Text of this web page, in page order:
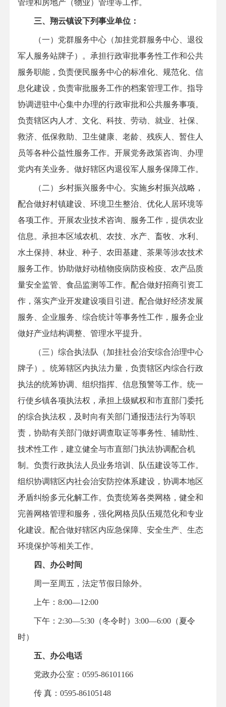
管理和房地产（物业）管理等工作。
三、翔云镇设下列事业单位：
（一）党群服务中心（加挂党群服务中心、退役
军人服务站牌子）。承担行政审批事务性工作和公共
服务职能，负责便民服务中心的标准化、规范化、信
息化建设，负责审批服务工作的档案管理工作。指导
协调进驻中心集中办理的行政审批和公共服务事项。
负责辖区内人才、文化、科技、劳动、就业、社保、
救济、低保救助、卫生健康、老龄、残疾人、暂住人
员等各种公益性服务工作。开展党务政策咨询、办理
党内有关业务。做好辖区内退役军人服务保障工作。
（二）乡村振兴服务中心。实施乡村振兴战略，
配合做好村镇建设、环境卫生整治、优化人居环境等
各项工作。开展农业技术咨询、服务工作，提供农业
信息。承担本区域农机、农技、水产、畜牧、水利、
水土保持、林业、种子、农田基建、茶果等涉农技术
服务工作。协助做好动植物疫病防疫检疫、农产品质
量安全监管、食品监测等工作。配合做好招商引资工
作，落实产业开发建设项目引进。配合做好经济发展
服务、企业服务、综合统计等事务性工作，服务企业
做好产业结构调整、管理水平提升。
（三）综合执法队（加挂社会治安综合治理中心
牌子）。统筹辖区内执法力量，负责辖区内综合行政
执法的统筹协调、组织指挥、信息预警等工作。统一
行使乡镇各项执法权，承担上级赋权和市直部门委托
的综合执法权，及时向有关部门通报违法行为等职
责，协助有关部门做好调查取证等事务性、辅助性、
技术性工作，建立健全与市直部门执法协调配合机
制。负责行政执法人员业务培训、队伍建设等工作。
组织协调辖区内社会治安防控体系建设，协调本地区
矛盾纠纷多元化解工作。负责统筹各类网格，健全和
完善网格管理和服务，强化网格员队伍规范化和专业
化建设。配合做好辖区内应急保障、安全生产、生态
环境保护等相关工作。
四、办公时间
周一至周五，法定节假日除外。
上午：8:00—12:00
下午： 2:30—5:30（冬令时）3:00—6:00（夏令
时）
五、办公电话
党政办公室：0595-86101166
传 真：0595-86105148